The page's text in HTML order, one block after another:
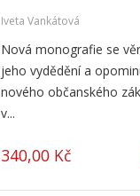
Iveta Vankátová
Nová monografie se
jeho vydědění a
nového občanského
v...
340,00 Kč